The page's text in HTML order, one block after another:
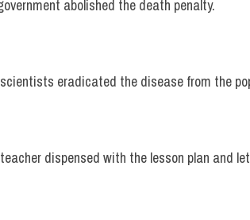
abolished the death penalty.
eradicated the disease from the
dispensed with the lesson plan and